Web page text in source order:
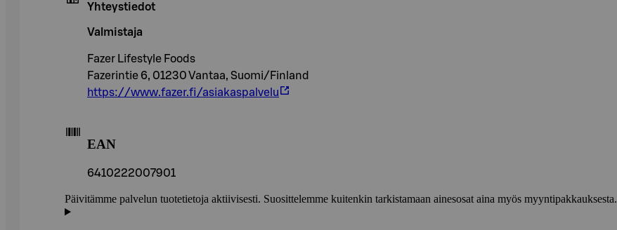
Yhteystiedot
Valmistaja
Fazer Lifestyle Foods
Fazerintie 6, 01230 Vantaa, Suomi/Finland
https://www.fazer.fi/asiakaspalvelu
EAN
6410222007901
Päivitämme palvelun tuotetietoja aktiivisesti. Suosittelemme kuitenkin tarkistamaan ainesosat aina myös myyntipakkauksesta.